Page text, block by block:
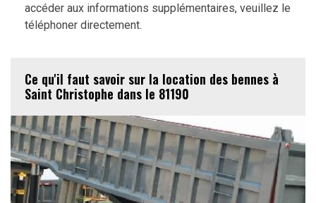
accéder aux informations supplémentaires, veuillez le
téléphoner directement.
Ce qu'il faut savoir sur la location des bennes à
Saint Christophe dans le 81190